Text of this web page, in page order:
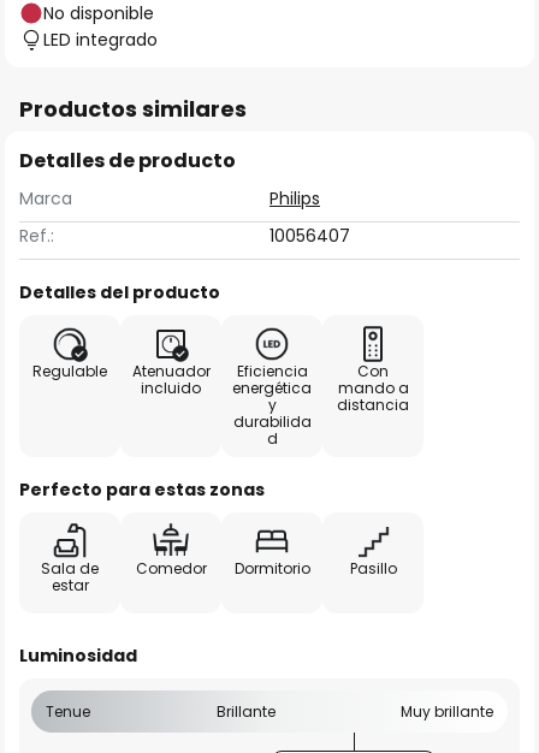
No disponible
LED integrado
Productos similares
Detalles de producto
Marca
Philips
Ref.:
10056407
Detalles del producto
Regulable
Atenuador
incluido
Eficiencia
energética
y
durabilida
d
Con
mando a
distancia
Perfecto para estas zonas
Sala de
estar
Comedor Dormitorio Pasillo
Luminosidad
Tenue Brillante Muy brillante